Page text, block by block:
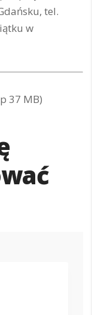
tel.
w
37 MB)